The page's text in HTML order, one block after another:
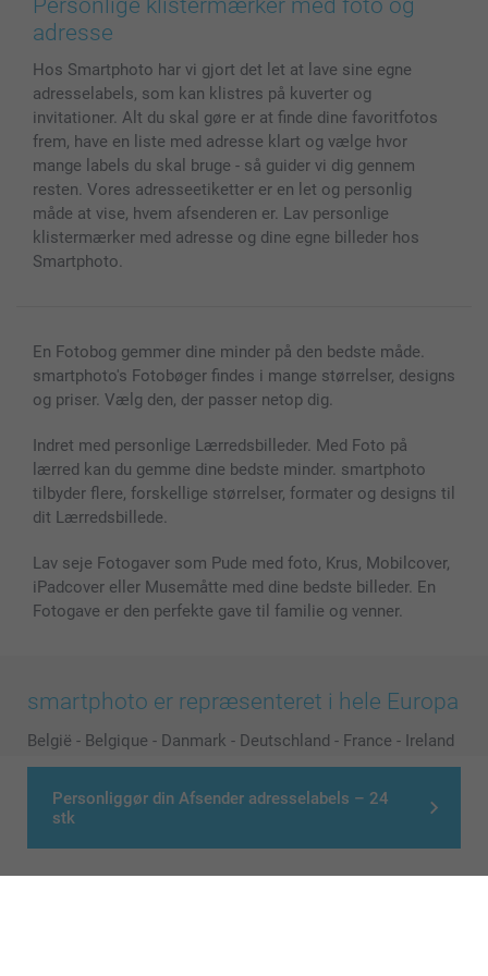
Personliggør din Afsender adresselabels – 24
stk
Cover til mobil & tablet
Fotokalender & Kalenderbog
Fotorammer & Tilbehør
Alle fotoprodukter
Sitemap
Investor Relations
smartbonus
Status for ordrer
Personlige klistermærker med foto og
adresse
Hos Smartphoto har vi gjort det let at lave sine egne
adresselabels, som kan klistres på kuverter og
invitationer. Alt du skal gøre er at finde dine favoritfotos
frem, have en liste med adresse klart og vælge hvor
mange labels du skal bruge - så guider vi dig gennem
resten. Vores adresseetiketter er en let og personlig
måde at vise, hvem afsenderen er. Lav personlige
klistermærker med adresse og dine egne billeder hos
Smartphoto.
En Fotobog gemmer dine minder på den bedste måde.
smartphoto's Fotobøger findes i mange størrelser, designs
og priser. Vælg den, der passer netop dig.
Indret med personlige Lærredsbilleder. Med Foto på
lærred kan du gemme dine bedste minder. smartphoto
tilbyder flere, forskellige størrelser, formater og designs til
dit Lærredsbillede.
Lav seje Fotogaver som Pude med foto, Krus, Mobilcover,
iPadcover eller Musemåtte med dine bedste billeder. En
Fotogave er den perfekte gave til familie og venner.
smartphoto er repræsenteret i hele Europa
België - Belgique - Danmark - Deutschland - France - Ireland
- Nederland - Norge - Österreich - Schweiz - Suisse -
Switzerland - Suomi Sverige - United Kingdom -
Other Countries